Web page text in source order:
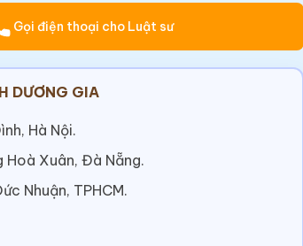
Gọi điện thoại cho Luật sư
DƯƠNG GIA
Hà Nội.
Hoà Xuân, Đà Nẵng.
Nhuận, TPHCM.